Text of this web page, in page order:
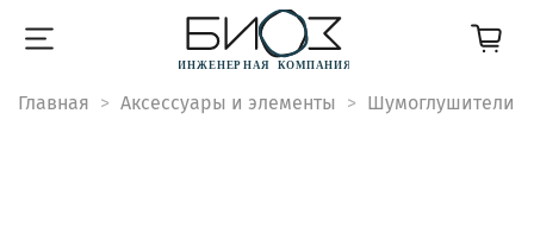
Главная Аксессуары и элементы Шумоглушители